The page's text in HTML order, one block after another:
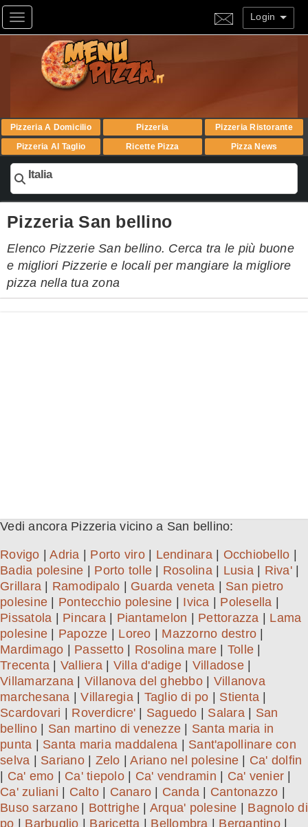
Toggle navigation Login
Pizzeria A Domicilio Pizzeria
Pizzeria Ristorante
Pizzeria Al Taglio
Ricette Pizza Pizza News
Italia
Pizzeria San bellino
Elenco Pizzerie San bellino. Cerca tra le più buone
e migliori Pizzerie e locali per mangiare la migliore
pizza nella tua zona
Vedi ancora Pizzeria vicino a San bellino:
Rovigo |Adria Porto viro| Lendinara| Occhiobello
Badia polesine
Porto tolle Rosolina| Lusia| Riva'|
Grillara
Ramodipalo Guarda veneta
San pietro
polesine
Pontecchio polesine Ivica Polesella
Pissatola
Pincara| Piantamelon Pettorazza
Lama
polesine
Papozze Loreo Mazzorno destro
Mardimago
Passetto Rosolina mare Tolle
Trecenta
Valliera| Villa d'adige| Villadose|
Villamarzana
Villanova del ghebbo| Villanova
marchesana |Villaregia| Taglio di po Stienta
Scardovari
Roverdicre' Saguedo Salara| San
bellino| San martino di venezze
Santa maria in
punta
Santa maria maddalena
Sant'apollinare con
selva
Sariano| Zelo |Ariano nel polesine
Ca' dolfin
Ca' emo Ca' tiepolo| Ca' vendramin Ca' venier
Ca' zuliani
Calto| Canaro Canda Cantonazzo
Buso sarzano
Bottrighe Arqua' polesine
Bagnolo di
po
Barbuglio Baricetta Bellombra Bergantino|